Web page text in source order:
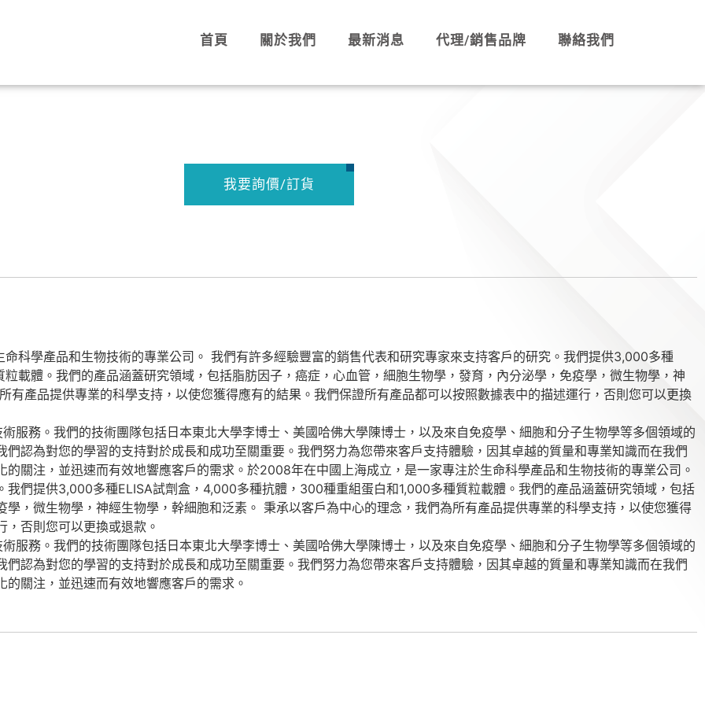
首頁 關於我們 最新消息 代理/銷售品牌 聯絡我們
我要詢價/訂貨
科學產品和生物技術的專業公司。 我們有許多經驗豐富的銷售代表和研究專家來支持客戶的研究。我們提供3,000多種
載體。我們的產品涵蓋研究領域，包括脂肪因子，癌症，心血管，細胞生物學，發育，內分泌學，免疫學，微生物學，神
有產品提供專業的科學支持，以使您獲得應有的結果。我們保證所有產品都可以按照數據表中的描述運行，否則您可以更換
服務。我們的技術團隊包括日本東北大學李博士、美國哈佛大學陳博士，以及來自免疫學、細胞和分子生物學等多個領域的
認為對您的學習的支持對於成長和成功至關重要。我們努力為您帶來客戶支持體驗，因其卓越的質量和專業知識而在我們
關注，並迅速而有效地響應客戶的需求。於2008年在中國上海成立，是一家專注於生命科學產品和生物技術的專業公司。
們提供3,000多種ELISA試劑盒，4,000多種抗體，300種重組蛋白和1,000多種質粒載體。我們的產品涵蓋研究領域，包括
，微生物學，神經生物學，幹細胞和泛素。 秉承以客戶為中心的理念，我們為所有產品提供專業的科學支持，以使您獲得
否則您可以更換或退款。
服務。我們的技術團隊包括日本東北大學李博士、美國哈佛大學陳博士，以及來自免疫學、細胞和分子生物學等多個領域的
認為對您的學習的支持對於成長和成功至關重要。我們努力為您帶來客戶支持體驗，因其卓越的質量和專業知識而在我們
關注，並迅速而有效地響應客戶的需求。